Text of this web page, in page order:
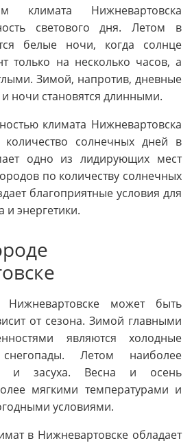
климата Нижневартовска
светового дня. Летом в
белые ночи, когда солнце
только на несколько часов, а
Зимой, напротив, дневные
ночи становятся длинными.
климата Нижневартовска
количество солнечных дней в
одно из лидирующих мест
по количеству солнечных
благоприятные условия для
и энергетики.
может быть
от сезона. Зимой главными
являются холодные
Летом наиболее
и засуха. Весна и осень
мягкими температурами и
условиями.
в Нижневартовске обладает